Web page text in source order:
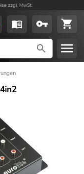
zzgl. MwSt.